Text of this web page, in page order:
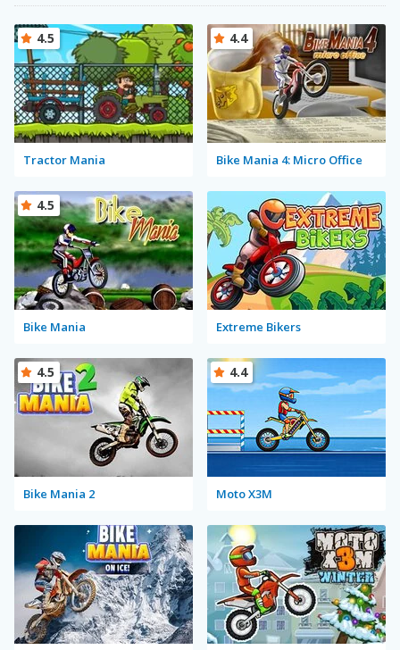
Tractor Mania
4.5
Bike Mania 4: Micro Office
4.4
Bike Mania
4.5
Extreme Bikers
Bike Mania 2
4.5
Moto X3M
4.4